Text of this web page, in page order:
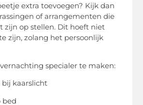
extra toevoegen? Kijk dan
of arrangementen die
zijn op stellen. Dit hoeft niet
zijn, zolang het persoonlijk
specialer te maken:
bij kaarslicht
bed